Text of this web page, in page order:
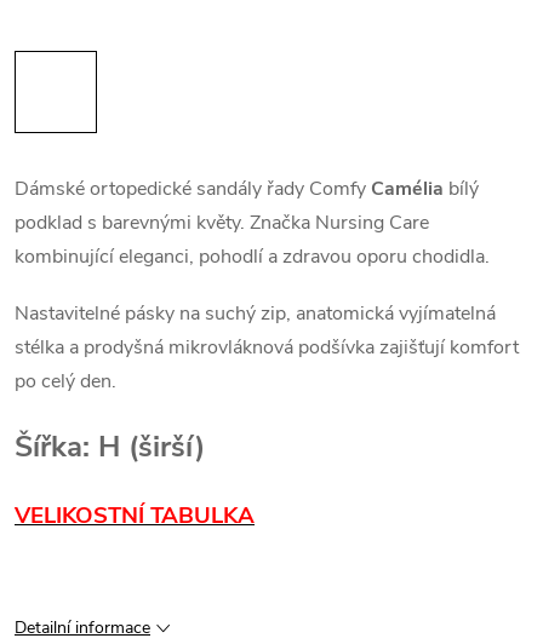
Dámské ortopedické sandály řady Comfy Camélia bílý
podklad s barevnými květy. Značka Nursing Care
kombinující eleganci, pohodlí a zdravou oporu chodidla.
Nastavitelné pásky na suchý zip, anatomická vyjímatelná
stélka a prodyšná mikrovláknová podšívka zajišťují komfort
po celý den.
Šířka: H (širší)
VELIKOSTNÍ TABULKA
Detailní informace